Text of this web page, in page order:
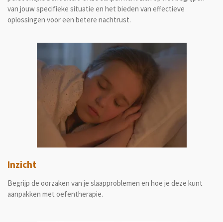
van jouw specifieke situatie en het bieden van effectieve
oplossingen voor een betere nachtrust.
Inzicht
Begrijp de oorzaken van je slaapproblemen en hoe je deze kunt
aanpakken met oefentherapie.